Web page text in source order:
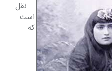
نقل
است
که